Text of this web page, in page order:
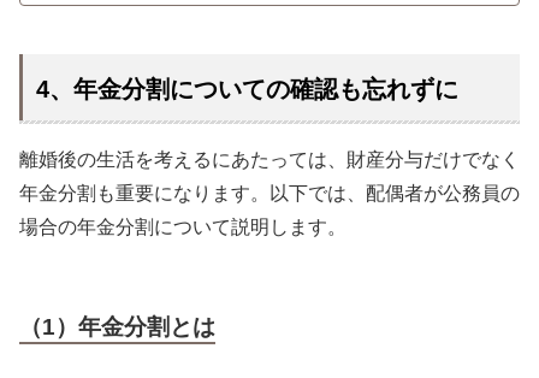
4、年金分割についての確認も忘れずに
離婚後の生活を考えるにあたっては、財産分与だけでなく
年金分割も重要になります。以下では、配偶者が公務員の
場合の年金分割について説明します。
（1）年金分割とは